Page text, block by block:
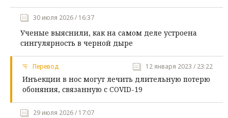
30 июля 2026 / 16:37
Ученые выяснили, как на самом деле устроена
сингулярность в черной дыре
Перевод 12 января 2023 / 23:22
Инъекции в нос могут лечить длительную потерю
обоняния, связанную с COVID-19
29 июля 2026 / 17:07